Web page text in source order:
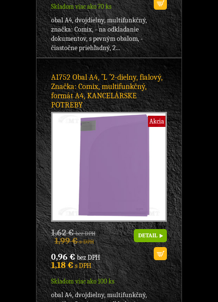
Skladom viac ako 70 ks
obal A4, dvojdielny, multifunkčný,
značka: Comix, - na odkladanie
dokumentov, s pevným obalom, -
čiastočne priehľadný, 2...
A1752 Obal A4, ´´L ´´2-dielny, fialový,
Značka: Comix, multifunkčný,
formát A4, KANCELÁRSKE
POTREBY
Akcia
1,62 €bez DPH
1,99 €s DPH
0,96 €bez DPH
1,18 €s DPH
Skladom viac ako 100 ks
DETAIL
obal A4, dvojdielny, multifunkčný,